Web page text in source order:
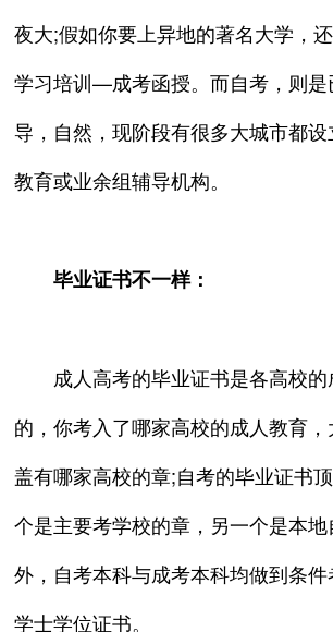
夜大;假如你要上异地的著名大学，
学习培训—成考函授。而自考，则是
导，自然，现阶段有很多大城市都
教育或业余组辅导机构。
毕业证书不一样：
成人高考的毕业证书是各高校的
的，你考入了哪家高校的成人教育
盖有哪家高校的章;自考的毕业证书
个是主要考学校的章，另一个是本
外，自考本科与成考本科均做到条
学士学位证书。